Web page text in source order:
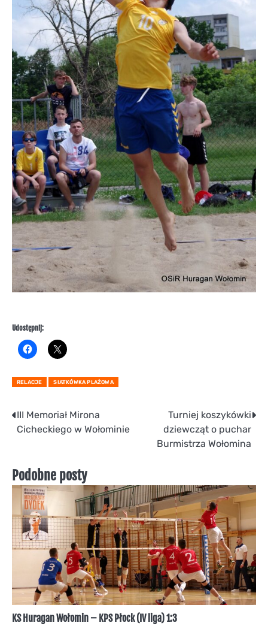
Udostępnij:
RELACJE SIATKÓWKA PLAŻOWA
Nawigacja
III Memoriał Mirona
Cicheckiego w Wołominie
Turniej koszykówki
dziewcząt o puchar
Burmistrza Wołomina
Podobne posty
KS Huragan Wołomin – KPS Płock (IV liga) 1:3